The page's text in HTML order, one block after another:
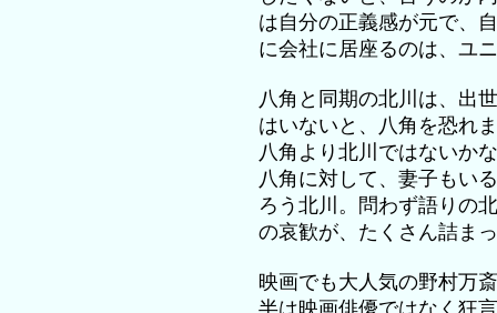
は自分の正義感が元で、
に会社に居座るのは、ユ
八角と同期の北川は、出
はいないと、八角を恐れ
八角より北川ではないか
八角に対して、妻子もい
ろう北川。問わず語りの
の哀歓が、たくさん詰ま
映画でも大人気の野村万
半は映画俳優ではなく狂